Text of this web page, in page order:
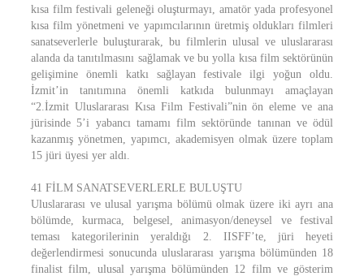
kısa film festivali geleneği oluşturmayı, amatör yada profesyonel
kısa film yönetmeni ve yapımcılarının üretmiş oldukları filmleri
sanatseverlerle buluşturarak, bu filmlerin ulusal ve uluslararası
alanda da tanıtılmasını sağlamak ve bu yolla kısa film sektörünün
gelişimine önemli katkı sağlayan festivale ilgi yoğun oldu.
İzmit’in tanıtımına önemli katkıda bulunmayı amaçlayan
“2.İzmit Uluslararası Kısa Film Festivali”nin ön eleme ve ana
jürisinde 5’i yabancı tamamı film sektöründe tanınan ve ödül
kazanmış yönetmen, yapımcı, akademisyen olmak üzere toplam
15 jüri üyesi yer aldı.
41 FİLM SANATSEVERLERLE BULUŞTU
Uluslararası ve ulusal yarışma bölümü olmak üzere iki ayrı ana
bölümde, kurmaca, belgesel, animasyon/deneysel ve festival
teması kategorilerinin yeraldığı 2. IISFF’te, jüri heyeti
değerlendirmesi sonucunda uluslararası yarışma bölümünden 18
finalist film, ulusal yarışma bölümünden 12 film ve gösterim